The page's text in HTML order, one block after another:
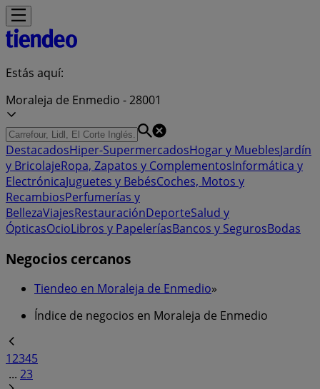
Estás aquí:
Moraleja de Enmedio - 28001
DestacadosHiper-SupermercadosHogar y MueblesJardín
y BricolajeRopa, Zapatos y ComplementosInformática y
ElectrónicaJuguetes y BebésCoches, Motos y
RecambiosPerfumerías y
BellezaViajesRestauraciónDeporteSalud y
ÓpticasOcioLibros y PapeleríasBancos y SegurosBodas
Negocios cercanos
Tiendeo en Moraleja de Enmedio»
Índice de negocios en Moraleja de Enmedio
12345
... 23